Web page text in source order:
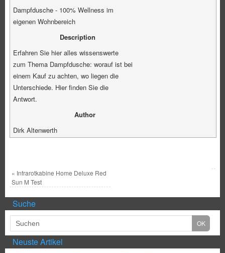
Dampfdusche - 100% Wellness im
eigenen Wohnbereich
Description
Erfahren Sie hier alles wissenswerte
zum Thema Dampfdusche: worauf ist bei
einem Kauf zu achten, wo liegen die
Unterschiede. Hier finden Sie die
Antwort.
Author
Dirk Altenwerth
« Infrarotkabine Home Deluxe Red
Sun M Test
Suche
Neuste Artikel